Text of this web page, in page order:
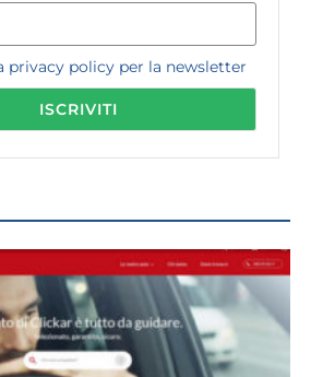
privacy policy per la newsletter